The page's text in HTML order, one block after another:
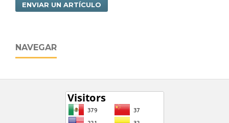
ENVIAR UN ARTÍCULO
NAVEGAR